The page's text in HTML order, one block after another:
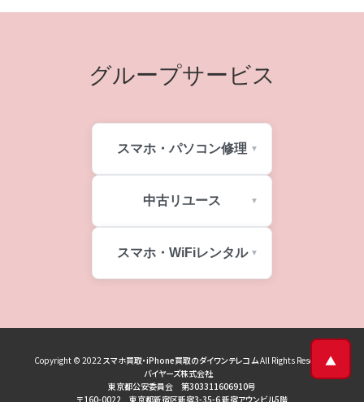
グループサービス
スマホ・パソコン修理
中古リユース
スマホ・WiFiレンタル
Copyright © 2022スマホ買取・iPhone買取のダイワンテレコムAll Rights Reserved
バイヤーズ株式会社
東京都公安委員会 第303311606910号
〒160-0022 東京都新宿区新宿3-35-6 新宿アウンビル5階
▲